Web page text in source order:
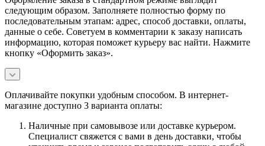
следующим образом. Заполняете полностью форму по
последовательным этапам: адрес, способ доставки, оплаты,
данные о себе. Советуем в комментарии к заказу написать
информацию, которая поможет курьеру вас найти. Нажмите
кнопку «Оформить заказ».
Оплачивайте покупки удобным способом. В интернет-
магазине доступно 3 варианта оплаты:
Наличные при самовывозе или доставке курьером.
Специалист свяжется с вами в день доставки, чтобы